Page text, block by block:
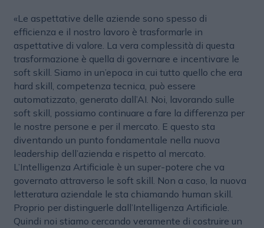
«Le aspettative delle aziende sono spesso di
efficienza e il nostro lavoro è trasformarle in
aspettative di valore. La vera complessità di questa
trasformazione è quella di governare e incentivare le
soft skill. Siamo in un’epoca in cui tutto quello che era
hard skill, competenza tecnica, può essere
automatizzato, generato dall’AI. Noi, lavorando sulle
soft skill, possiamo continuare a fare la differenza per
le nostre persone e per il mercato. E questo sta
diventando un punto fondamentale nella nuova
leadership dell’azienda e rispetto al mercato.
L’Intelligenza Artificiale è un super-potere che va
governato attraverso le soft skill. Non a caso, la nuova
letteratura aziendale le sta chiamando human skill.
Proprio per distinguerle dall’Intelligenza Artificiale.
Quindi noi stiamo cercando veramente di costruire un